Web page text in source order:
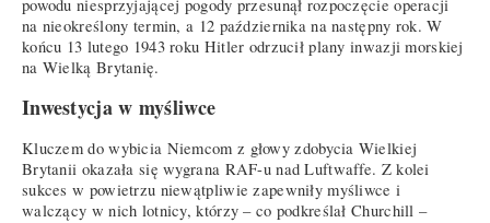
powodu niesprzyjającej pogody przesunął rozpoczęcie operacji
na nieokreślony termin, a 12 października na następny rok. W
końcu 13 lutego 1943 roku Hitler odrzucił plany inwazji morskiej
na Wielką Brytanię.
Inwestycja w myśliwce
Kluczem do wybicia Niemcom z głowy zdobycia Wielkiej
Brytanii okazała się wygrana RAF-u nad Luftwaffe. Z kolei
sukces w powietrzu niewątpliwie zapewniły myśliwce i
walczący w nich lotnicy, którzy – co podkreślał Churchill –